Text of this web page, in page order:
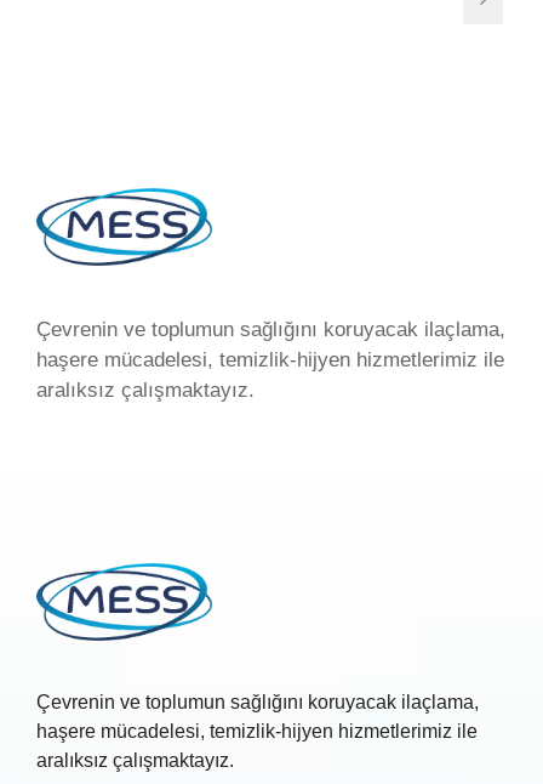
Çevrenin ve toplumun sağlığını koruyacak ilaçlama,
haşere mücadelesi, temizlik-hijyen hizmetlerimiz ile
aralıksız çalışmaktayız.
Çevrenin ve toplumun sağlığını koruyacak ilaçlama,
haşere mücadelesi, temizlik-hijyen hizmetlerimiz ile
aralıksız çalışmaktayız.